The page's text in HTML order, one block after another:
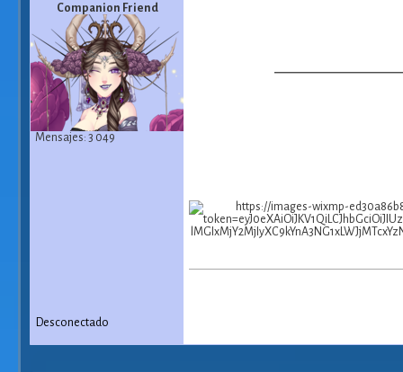
Companion Friend
Mensajes: 3 049
Desconectado